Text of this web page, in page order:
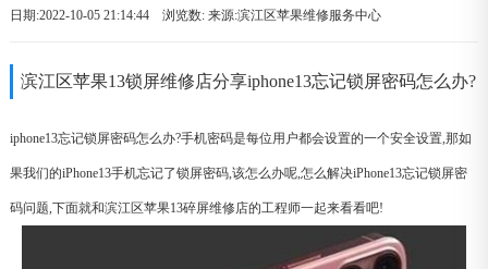
日期:2022-10-05 21:14:44 浏览数:来源:滨江区苹果维修服务中心
滨江区苹果13锁屏维修店分享iphone13忘记锁屏密码怎么办?
iphone13忘记锁屏密码怎么办?手机密码是每位用户都会设置的一个安全设置,那如
果我们的iPhone13手机忘记了锁屏密码,该怎么办呢,怎么解决iPhone13忘记锁屏密
码问题,下面就和滨江区苹果13碎屏维修店的工程师一起来看看吧!